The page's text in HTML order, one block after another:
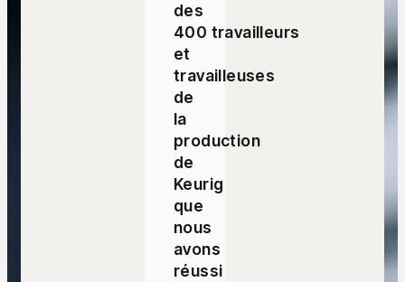
des
400 travailleurs
et
travailleuses
de
la
production
de
Keurig
que
nous
avons
réussi